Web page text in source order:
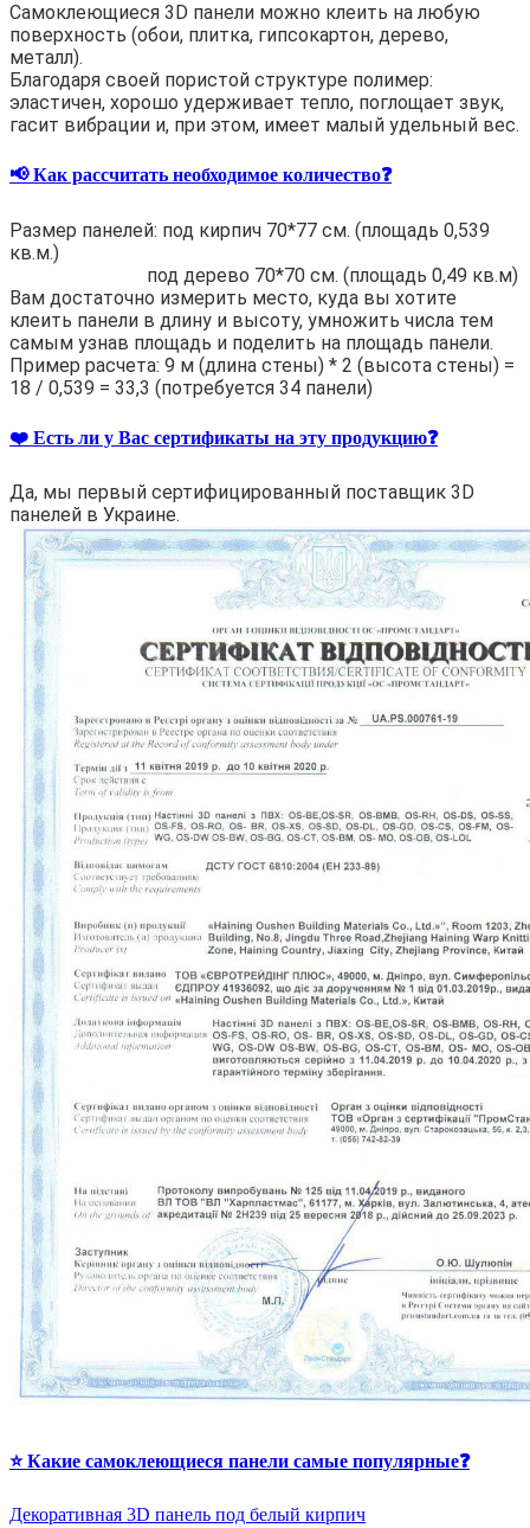
Самоклеющиеся 3D панели можно клеить на любую
поверхность (обои, плитка, гипсокартон, дерево,
металл).
Благодаря своей пористой структуре полимер:
эластичен, хорошо удерживает тепло, поглощает звук,
гасит вибрации и, при этом, имеет малый удельный вес.
📢 Как рассчитать необходимое количество❓
Размер панелей: под кирпич 70*77 см. (площадь 0,539
кв.м.)
под дерево 70*70 см. (площадь 0,49 кв.м)
Вам достаточно измерить место, куда вы хотите
клеить панели в длину и высоту, умножить числа тем
самым узнав площадь и поделить на площадь панели.
Пример расчета: 9 м (длина стены) * 2 (высота стены) =
18 / 0,539 = 33,3 (потребуется 34 панели)
❤️ Есть ли у Вас сертификаты на эту продукцию❓
Да, мы первый сертифицированный поставщик 3D
панелей в Украине.
⭐ Какие самоклеющиеся панели самые популярные❓
Декоративная 3D панель под белый кирпич